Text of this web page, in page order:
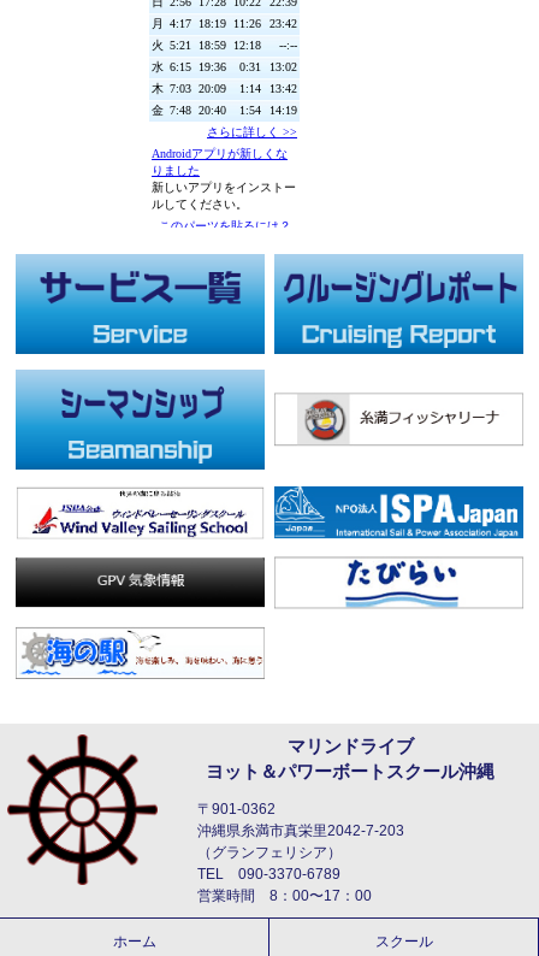
マリンドライブ
ヨット＆パワーボートスクール沖縄
〒901-0362
沖縄県糸満市真栄里2042-7-203
（グランフェリシア）
TEL 090-3370-6789
営業時間 8：00〜17：00
ホーム スクール